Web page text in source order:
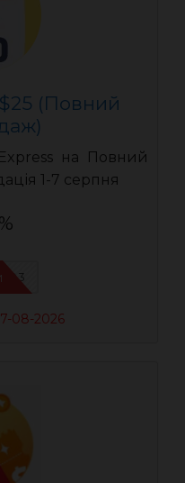
(Повний
на Повний
1-7 серпня
08-2026